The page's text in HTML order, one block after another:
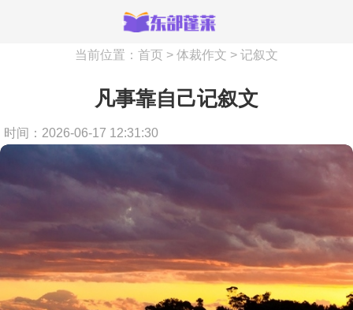
当前位置： 首页 > 体裁作文 > 记叙文
凡事靠自己记叙文
时间：2026-06-17 12:31:30